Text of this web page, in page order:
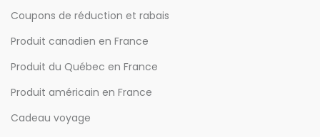
Coupons de réduction et rabais
Produit canadien en France
Produit du Québec en France
Produit américain en France
Cadeau voyage